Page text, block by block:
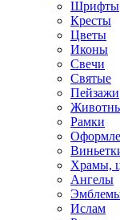
Шрифты
Кресты
Цветы
Иконы
Свечи
Святые
Пейзажи
Рамки
Храмы,
Ангелы
Ислам